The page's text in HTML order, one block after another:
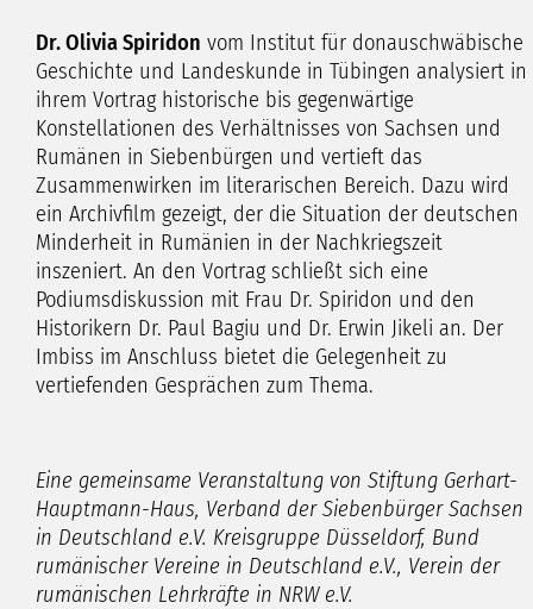
Dr. Olivia Spiridon vom Institut für donauschwäbische
Geschichte und Landeskunde in Tübingen analysiert in
ihrem Vortrag historische bis gegenwärtige
Konstellationen des Verhältnisses von Sachsen und
Rumänen in Siebenbürgen und vertieft das
Zusammenwirken im literarischen Bereich. Dazu wird
ein Archivfilm gezeigt, der die Situation der deutschen
Minderheit in Rumänien in der Nachkriegszeit
inszeniert. An den Vortrag schließt sich eine
Podiumsdiskussion mit Frau Dr. Spiridon und den
Historikern Dr. Paul Bagiu und Dr. Erwin Jikeli an. Der
Imbiss im Anschluss bietet die Gelegenheit zu
vertiefenden Gesprächen zum Thema.
Eine gemeinsame Veranstaltung von Stiftung Gerhart-
Hauptmann-Haus, Verband der Siebenbürger Sachsen
in Deutschland e.V. Kreisgruppe Düsseldorf, Bund
rumänischer Vereine in Deutschland e.V., Verein der
rumänischen Lehrkräfte in NRW e.V.